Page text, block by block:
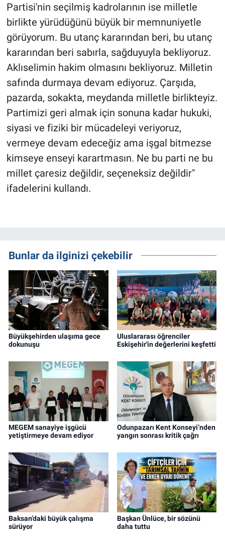
Partisi'nin seçilmiş kadrolarının ise milletle
birlikte yürüdüğünü büyük bir memnuniyetle
görüyorum. Bu utanç kararından beri, bu utanç
kararından beri sabırla, sağduyuyla bekliyoruz.
Aklıselimin hakim olmasını bekliyoruz. Milletin
safında durmaya devam ediyoruz. Çarşıda,
pazarda, sokakta, meydanda milletle birlikteyiz.
Partimizi geri almak için sonuna kadar hukuki,
siyasi ve fiziki bir mücadeleyi veriyoruz,
vermeye devam edeceğiz ama işgal bitmezse
kimseye enseyi karartmasın. Ne bu parti ne bu
millet çaresiz değildir, seçeneksiz değildir"
ifadelerini kullandı.
Bunlar da ilginizi çekebilir
Büyükşehirden ulaşıma gece
dokunuşu
Uluslararası öğrenciler
Eskişehir'in değerlerini keşfetti
MEGEM sanayiye işgücü
yetiştirmeye devam ediyor
Odunpazarı Kent Konseyi’nden
yangın sonrası kritik çağrı
Baksan’daki büyük çalışma
sürüyor
Başkan Ünlüce, bir sözünü
daha tuttu